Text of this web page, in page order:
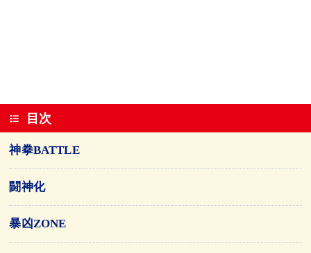
目次
神拳BATTLE
闘神化
暴凶ZONE